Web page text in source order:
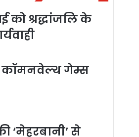
को श्रद्धांजलि के
कॉमनवेल्थ गेम्स
से